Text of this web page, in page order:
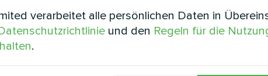
Belüftung
verarbeitet alle persönlichen Daten in
und den Regeln für die
.